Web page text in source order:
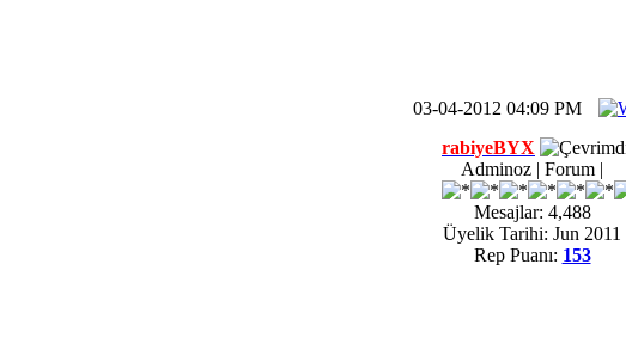
03-04-2012 04:09 PM
rabiyeBYX
Adminoz | Forum |
Mesajlar: 4,488
Üyelik Tarihi: Jun 2011
Rep Puanı: 153